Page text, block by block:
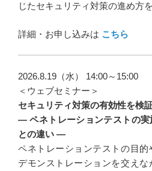
じたセキュリティ対策の進め方
詳細・お申し込みは こちら
2026.8.19（水） 14:00～15:00
＜ウェブセミナー＞
セキュリティ対策の有効性を検
― ペネトレーションテストの実
との違い ―
ペネトレーションテストの目的
デモンストレーションを交え